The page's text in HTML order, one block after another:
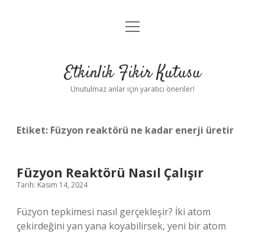
Anasayfa
Yasal Uyarı
menüyü
Etkinlik Fikir Kutusu
Unutulmaz anlar için yaratıcı öneriler!
Etiket: Füzyon reaktörü ne kadar enerji üretir
Füzyon Reaktörü Nasıl Çalışır
Tarih: Kasım 14, 2024
Füzyon tepkimesi nasıl gerçekleşir? İki atom
çekirdeğini yan yana koyabilirsek, yeni bir atom